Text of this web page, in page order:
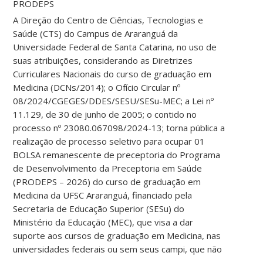
PRODEPS
A Direção do Centro de Ciências, Tecnologias e
Saúde (CTS) do Campus de Araranguá da
Universidade Federal de Santa Catarina, no uso de
suas atribuições, considerando as Diretrizes
Curriculares Nacionais do curso de graduação em
Medicina (DCNs/2014); o Ofício Circular nº
08/2024/CGEGES/DDES/SESU/SESu-MEC; a Lei nº
11.129, de 30 de junho de 2005; o contido no
processo nº 23080.067098/2024-13; torna pública a
realização de processo seletivo para ocupar 01
BOLSA remanescente de preceptoria do Programa
de Desenvolvimento da Preceptoria em Saúde
(PRODEPS – 2026) do curso de graduação em
Medicina da UFSC Araranguá, financiado pela
Secretaria de Educação Superior (SESu) do
Ministério da Educação (MEC), que visa a dar
suporte aos cursos de graduação em Medicina, nas
universidades federais ou sem seus campi, que não